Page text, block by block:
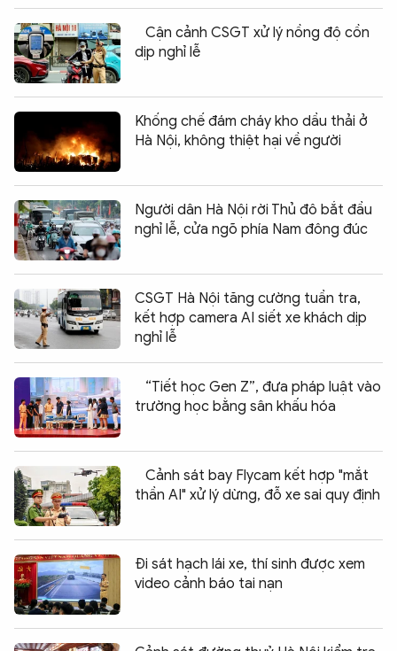
Cận cảnh CSGT xử lý nồng độ cồn
dịp nghỉ lễ
Khống chế đám cháy kho dầu thải ở
Hà Nội, không thiệt hại về người
Người dân Hà Nội rời Thủ đô bắt đầu
nghỉ lễ, cửa ngõ phía Nam đông đúc
CSGT Hà Nội tăng cường tuần tra,
kết hợp camera AI siết xe khách dịp
nghỉ lễ
“Tiết học Gen Z”, đưa pháp luật vào
trường học bằng sân khấu hóa
Cảnh sát bay Flycam kết hợp "mắt
thần AI" xử lý dừng, đỗ xe sai quy định
Đi sát hạch lái xe, thí sinh được xem
video cảnh báo tai nạn